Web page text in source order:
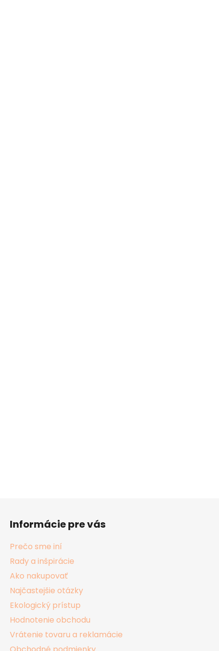
Informácie pre vás
Prečo sme iní
Rady a inšpirácie
Ako nakupovať
Najčastejšie otázky
Ekologický prístup
Hodnotenie obchodu
Vrátenie tovaru a reklamácie